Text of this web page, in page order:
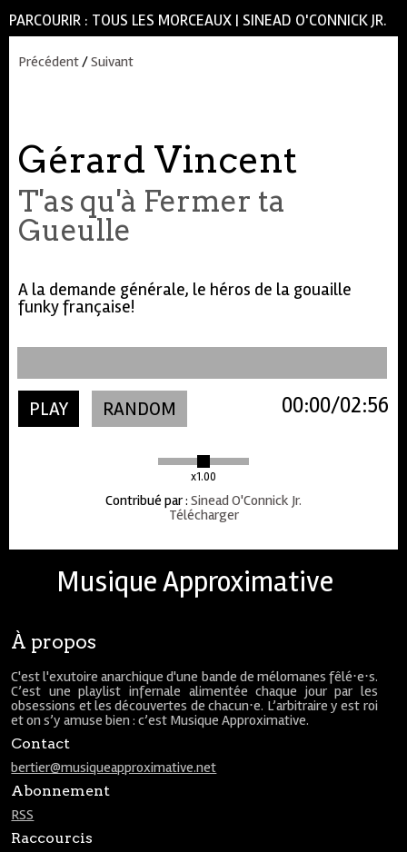
PARCOURIR : TOUS LES MORCEAUX | SINEAD O'CONNICK JR.
Précédent/Suivant
Gérard Vincent
T'as qu'à Fermer ta
Gueulle
A la demande générale, le héros de la gouaille
funky française!
PLAY RANDOM
x1.00
02:56
00:00
Contribué par: Sinead O'Connick Jr.
Télécharger
Musique Approximative
À propos
C'est l'exutoire anarchique d'une bande de mélomanes fêlé⋅e⋅s.
C’est une playlist infernale alimentée chaque jour par les
obsessions et les découvertes de chacun⋅e. L’arbitraire y est roi
et on s’y amuse bien : c’est Musique Approximative.
Contact
bertier@musiqueapproximative.net
Abonnement
RSS
Raccourcis